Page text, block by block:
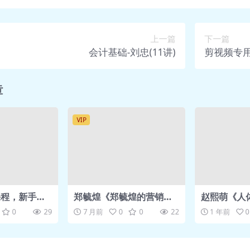
上一篇
会计基础-刘忠(11讲)
下一篇
剪视频专
，新手纯
础教学快
0 29
VIP
郑毓煌《郑毓煌的营销学
课》网盘下载
7 月前 0 0 22
赵熙萌《人
读班1 年前 0